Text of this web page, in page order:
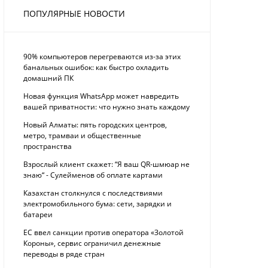
ПОПУЛЯРНЫЕ НОВОСТИ
90% компьютеров перегреваются из-за этих
банальных ошибок: как быстро охладить
домашний ПК
Новая функция WhatsApp может навредить
вашей приватности: что нужно знать каждому
Новый Алматы: пять городских центров,
метро, трамваи и общественные
пространства
Взрослый клиент скажет: “Я ваш QR-шмюар не
знаю“ - Сулейменов об оплате картами
Казахстан столкнулся с последствиями
электромобильного бума: сети, зарядки и
батареи
ЕС ввел санкции против оператора «Золотой
Короны», сервис ограничил денежные
переводы в ряде стран